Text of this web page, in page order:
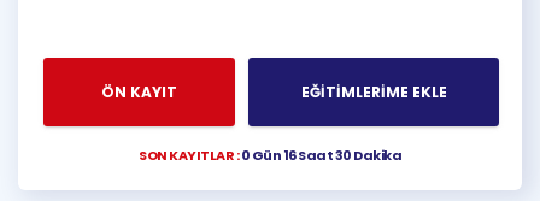
ÖN KAYIT EĞİTİMLERİME EKLE
SON KAYITLAR :0 Gün 16 Saat 30 Dakika